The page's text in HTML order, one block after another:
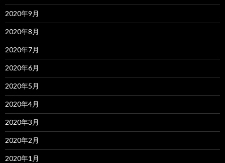
2020年9月
2020年8月
2020年7月
2020年6月
2020年5月
2020年4月
2020年3月
2020年2月
2020年1月